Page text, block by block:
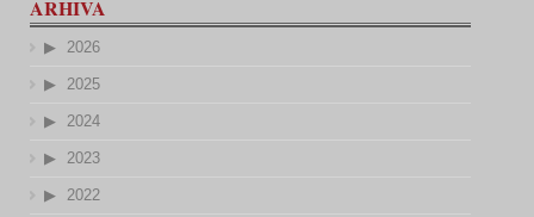
ARHIVA
2026
2025
2024
2023
2022